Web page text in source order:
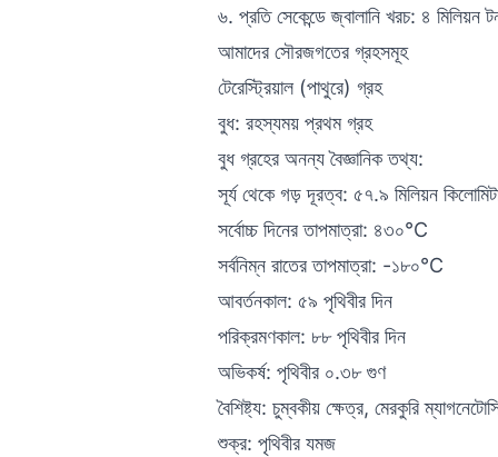
৬. প্রতি সেকেন্ডে জ্বালানি খরচ: ৪ মিলিয়ন
আমাদের সৌরজগতের গ্রহসমূহ
টেরেস্ট্রিয়াল (পাথুরে) গ্রহ
বুধ: রহস্যময় প্রথম গ্রহ
বুধ গ্রহের অনন্য বৈজ্ঞানিক তথ্য:
সূর্য থেকে গড় দূরত্ব: ৫৭.৯ মিলিয়ন
সর্বোচ্চ দিনের তাপমাত্রা: ৪৩০°C
সর্বনিম্ন রাতের তাপমাত্রা: -১৮০°C
আবর্তনকাল: ৫৯ পৃথিবীর দিন
পরিক্রমণকাল: ৮৮ পৃথিবীর দিন
অভিকর্ষ: পৃথিবীর ০.৩৮ গুণ
বৈশিষ্ট্য: চুম্বকীয় ক্ষেত্র, মেরকুরি
শুক্র: পৃথিবীর যমজ